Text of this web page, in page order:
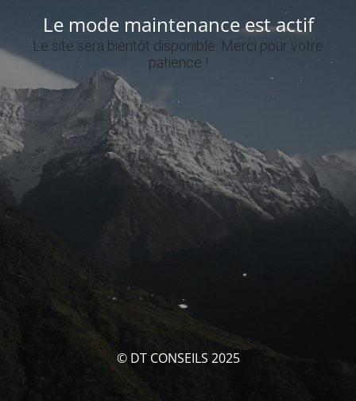
Le mode maintenance est actif
Le site sera bientôt disponible. Merci pour votre
patience !
© DT CONSEILS 2025